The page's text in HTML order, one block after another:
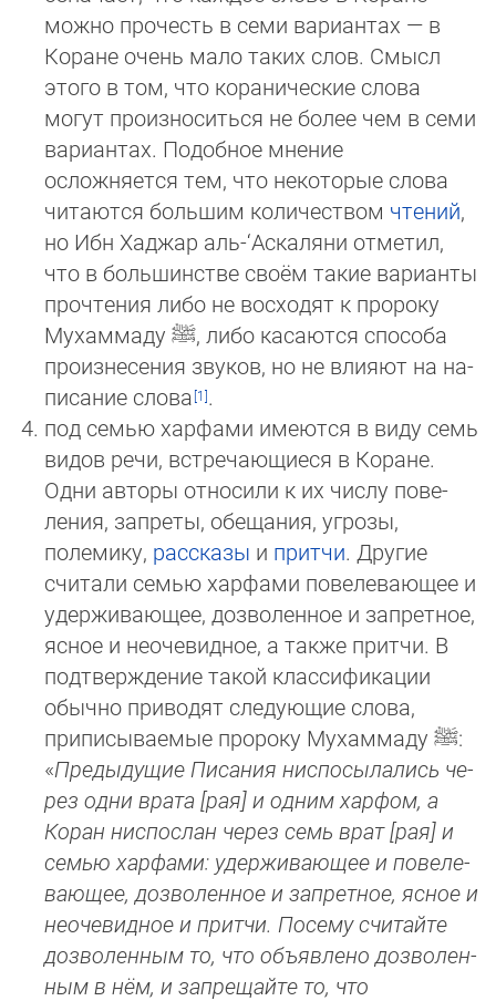
мож­но прочесть в семи вариантах — в
Коране очень мало таких слов. Смысл
этого в том, что коранические слова
могут про­из­носиться не более чем в семи
вариантах. Подобное мнение
осложняется тем, что некоторые слова
читаются боль­шим количеством чтений,
но Ибн Хаджар аль-‘Аскаляни отметил,
что в большинстве своём такие варианты
проч­те­ния либо не восходят к пророку
Мухаммаду ﷺ, либо касаются способа
произнесения звуков, но не влияют на на­
пи­са­ние слова
.
под семью харфами имеются в виду семь
видов речи, встречающиеся в Коране.
Одни авторы относили к их числу по­ве­
ления, запреты, обещания, угрозы,
полемику, рассказы и притчи. Другие
считали семью харфами повелевающее и
удер­жи­вающее, дозволенное и запретное,
ясное и неочевидное, а также притчи. В
подтверждение такой классификации
обыч­но приводят следующие слова,
приписываемые пророку Мухаммаду ﷺ:
«Предыдущие Писания ниспосылались че­
рез од­ни врата [рая] и одним харфом, а
Коран ниспослан через семь врат [рая] и
семью харфами: удерживающее и по­ве­ле­
ваю­щее, дозволенное и запретное, ясное и
неочевидное и притчи. Посему считайте
дозволенным то, что объявлено доз­во­лен­
ным в нём, и запрещайте то, что